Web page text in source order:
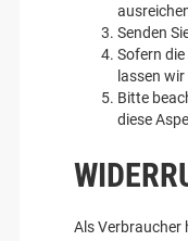
Senden
Sofern
lassen
Bitte
diese
Als Verbraucher